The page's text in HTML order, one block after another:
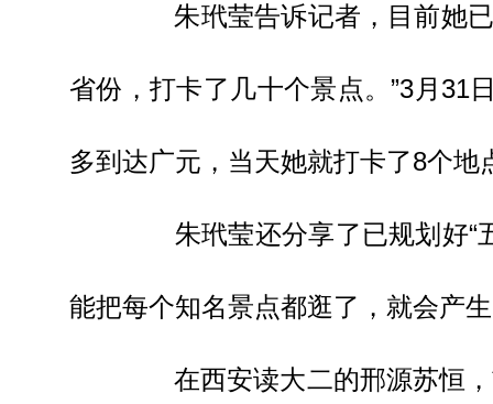
朱玳莹告诉记者，目前她已
省份，打卡了几十个景点。”3月31
多到达广元，当天她就打卡了8个
朱玳莹还分享了已规划好“五
能把每个知名景点都逛了，就会产
在西安读大二的邢源苏恒，